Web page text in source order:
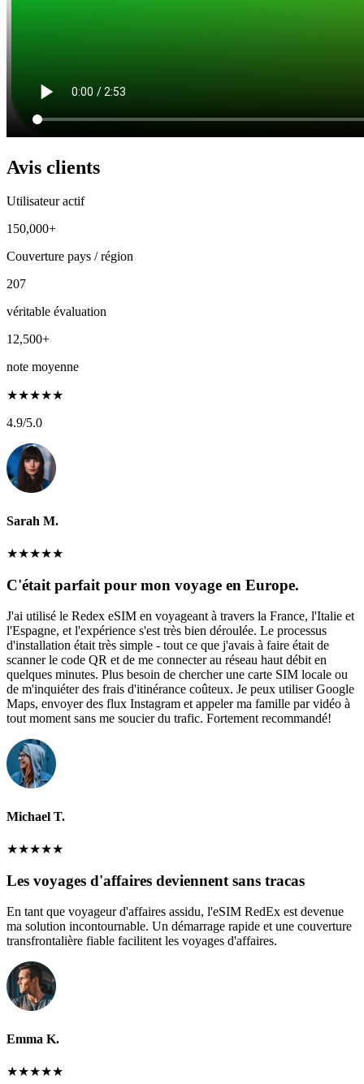
Avis clients
Utilisateur actif
150,000+
Couverture pays / région
207
véritable évaluation
12,500+
note moyenne
★★★★★
4.9/5.0
Sarah M.
★★★★★
C'était parfait pour mon voyage en Europe.
J'ai utilisé le Redex eSIM en voyageant à travers la France, l'Italie et
l'Espagne, et l'expérience s'est très bien déroulée. Le processus
d'installation était très simple - tout ce que j'avais à faire était de
scanner le code QR et de me connecter au réseau haut débit en
quelques minutes. Plus besoin de chercher une carte SIM locale ou
de m'inquiéter des frais d'itinérance coûteux. Je peux utiliser Google
Maps, envoyer des flux Instagram et appeler ma famille par vidéo à
tout moment sans me soucier du trafic. Fortement recommandé!
Michael T.
★★★★★
Les voyages d'affaires deviennent sans tracas
En tant que voyageur d'affaires assidu, l'eSIM RedEx est devenue
ma solution incontournable. Un démarrage rapide et une couverture
transfrontalière fiable facilitent les voyages d'affaires.
Emma K.
★★★★★